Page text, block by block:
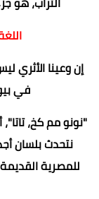
إن وعينا الأثري
في
"نونو مم كخ،
نتحدث بلسان
للمصرية